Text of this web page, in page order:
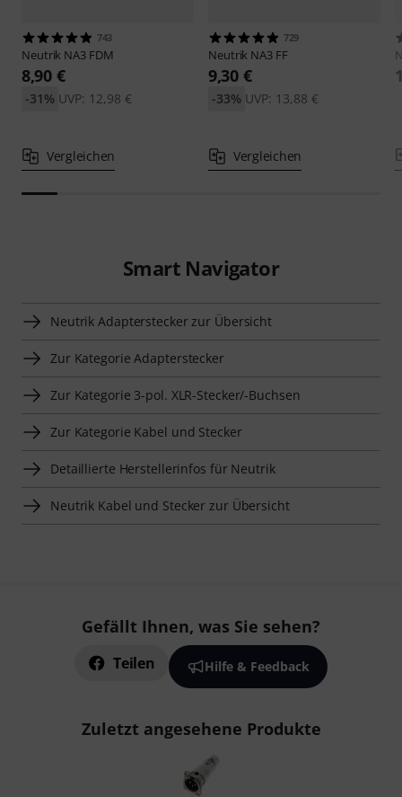
743
Neutrik NA3 FDM
8,90 €
UVP: 12,98 €
-31%
Vergleichen
729
Neutrik NA3 FF
9,30 €
UVP: 13,88 €
-33%
Vergleichen
Smart Navigator
Neutrik Adapterstecker zur Übersicht
Zur Kategorie Adapterstecker
Zur Kategorie 3-pol. XLR-Stecker/-Buchsen
Zur Kategorie Kabel und Stecker
Detaillierte Herstellerinfos für Neutrik
Neutrik Kabel und Stecker zur Übersicht
Gefällt Ihnen, was Sie sehen?
Teilen Hilfe & Feedback
Zuletzt angesehene Produkte